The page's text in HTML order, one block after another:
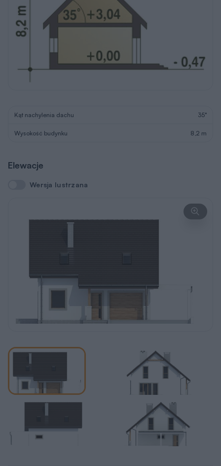
Kąt nachylenia dachu 35°
Wysokość budynku 8,2 m
Elewacje
Wersja lustrzana
Wersja lustrzana